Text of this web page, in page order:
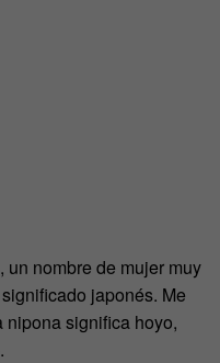
nombre de mujer muy
japonés. Me
nipona significa hoyo,